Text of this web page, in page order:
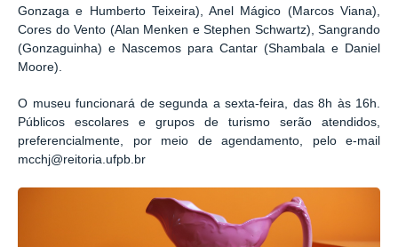
Gonzaga e Humberto Teixeira), Anel Mágico (Marcos Viana),
Cores do Vento (Alan Menken e Stephen Schwartz), Sangrando
(Gonzaguinha) e Nascemos para Cantar (Shambala e Daniel
Moore).
O museu funcionará de segunda a sexta-feira, das 8h às 16h.
Públicos escolares e grupos de turismo serão atendidos,
preferencialmente, por meio de agendamento, pelo e-mail
mcchj@reitoria.ufpb.br